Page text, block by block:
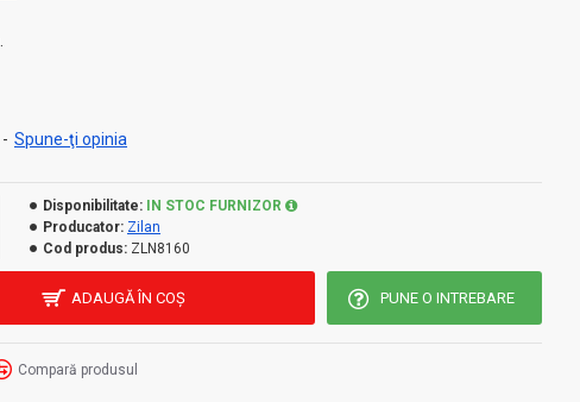
- Spune-ţi opinia
Disponibilitate:
IN STOC FURNIZOR
Producator: Zilan
Cod produs: ZLN8160
ADAUGĂ ÎN COŞ PUNE O INTREBARE
Compară produsul